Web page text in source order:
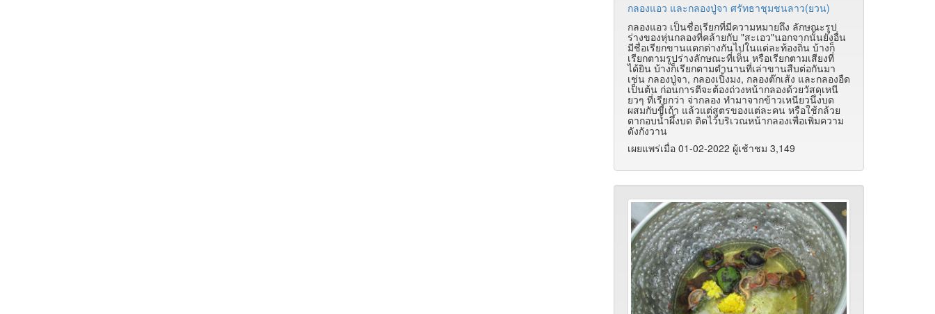
กลองแอว และกลองปู่จา ศรัทธาชุมชนลาว(ยวน)
กลองแอว เป็นชื่อเรียกที่มีความหมายถึง ลักษณะรูป
ร่างของหุ่นกลองที่คล้ายกับ "สะเอว"นอกจากนั้นยังอื่น
มีชื่อเรียกขานแตกต่างกันไปในแต่ละท้องถิ่น บ้างก็
เรียกตามรูปร่างลักษณะที่เห็น หรือเรียกตามเสียงที่
ได้ยิน บ้างก็เรียกตามตำนานที่เล่าขานสืบต่อกันมา
เช่น กลองปู่จา, กลองเปิ้งมง, กลองต๊กเส้ง และกลองอืด
เป็นต้น ก่อนการตีจะต้องถ่วงหน้ากลองด้วยวัสดุเหนี
ยวๆ ที่เรียกว่า จ่ากลอง ทำมาจากข้าวเหนียวนึ่งบด
ผสมกับขี้เถ้า แล้วแต่สูตรของแต่ละคน หรือใช้กล้วย
ตากอบน้ำผึ้งบด ติดไว้บริเวณหน้ากลองเพื่อเพิ่มความ
ดังกังวาน
เผยแพร่เมื่อ 01-02-2022 ผู้เช้าชม 3,149